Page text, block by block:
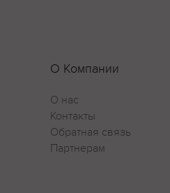
О Компании
О нас
Контакты
Обратная связь
Партнерам